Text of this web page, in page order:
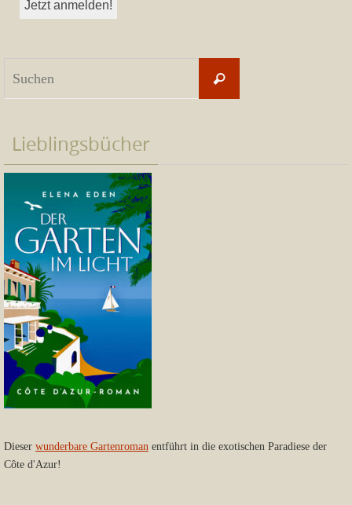
Suchen
Lieblingsbücher
Dieser wunderbare Gartenroman entführt in die exotischen Paradiese der
Côte d'Azur!